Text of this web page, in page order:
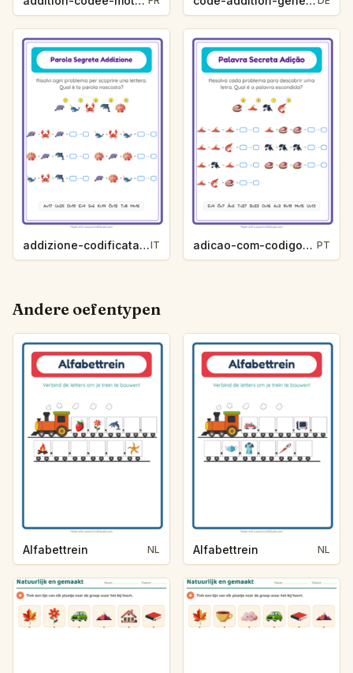
addizione-codificata-parola-segreta-vita-oceanica-0a93IT adicao-com-codigo-palavra-secreta-vida-marinha-6fb6 PT
Andere oefentypen
Alfabettrein NL Alfabettrein NL